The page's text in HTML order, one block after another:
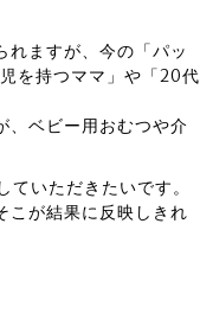
れますが、今の「パッ
を持つママ」や「20代
、ベビー用おむつや介
いただきたいです。
こが結果に反映しきれ